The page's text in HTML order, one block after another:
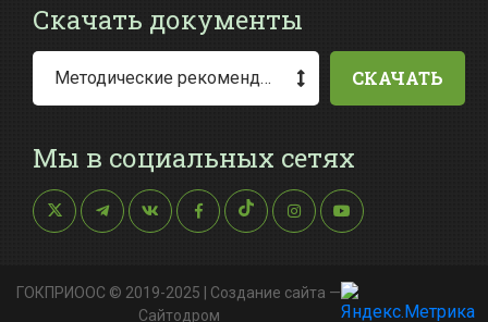
Скачать документы
Методические рекомендации по заполнению заявления о выдаче разрешения на специальное водопользование СКАЧАТЬ
Мы в социальных сетях
ГОКПРИООС © 2019-2025 | Создание сайта —
Сайтодром